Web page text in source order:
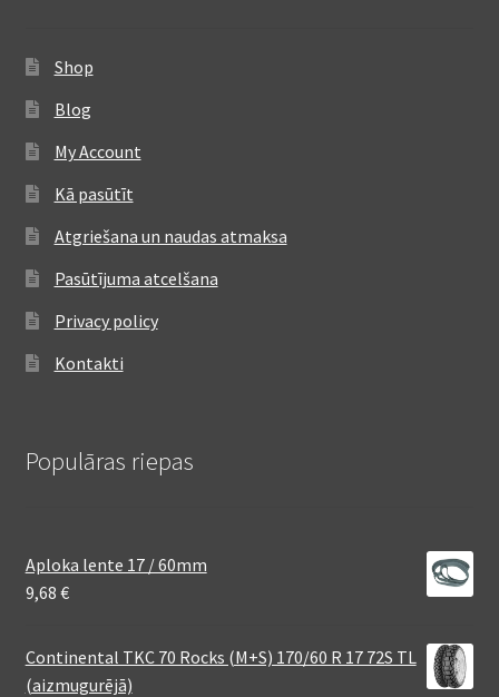
Shop
Blog
My Account
Kā pasūtīt
Atgriešana un naudas atmaksa
Pasūtījuma atcelšana
Privacy policy
Kontakti
Populāras riepas
Aploka lente 17 / 60mm
9,68 €
Continental TKC 70 Rocks (M+S) 170/60 R 17 72S TL
(aizmugurējā)